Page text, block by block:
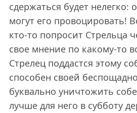
сдержаться будет нелегко:
могут его провоцировать!
кто-то попросит Стрельца
свое мнение по какому-то
Стрелец поддастся этому
способен своей
буквально уничтожить
лучше для него в субботу